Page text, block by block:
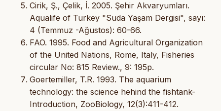
Cirik, Ş., Çelik, İ. 2005. Şehir Akvaryumları.
Aqualife of Turkey "Suda Yaşam Dergisi", sayı:
4 (Temmuz -Ağustos): 60-66.
FAO. 1995. Food and Agricultural Organization
of the United Nations, Rome, Italy, Fisheries
circular No: 815 Review., 9: 195p.
Goertemiller, T.R. 1993. The aquarium
technology: the science hehind the fishtank-
Introduction, ZooBiology, 12(3):411-412.